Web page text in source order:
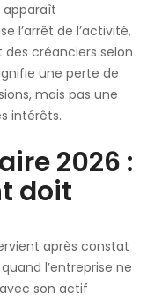
apparaît
l’arrêt de l’activité,
créanciers selon
une perte de
mais pas une
intérêts.
2026 :
doit
après constat
l’entreprise ne
son actif